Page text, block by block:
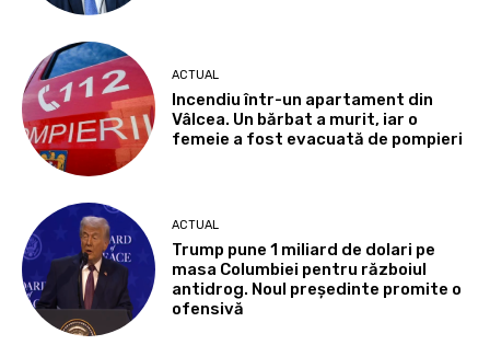
ACTUAL
Incendiu într-un apartament din
Vâlcea. Un bărbat a murit, iar o
femeie a fost evacuată de pompieri
ACTUAL
Trump pune 1 miliard de dolari pe
masa Columbiei pentru războiul
antidrog. Noul președinte promite o
ofensivă